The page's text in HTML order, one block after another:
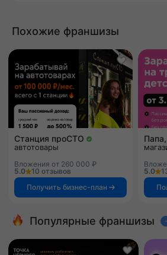
Похожие франшизы
Станция проСТО
автотовары
Вложения от 260 000 ₽
5.0
10 отзывов
Получить бизнес-план
5.0
Популярные франшизы